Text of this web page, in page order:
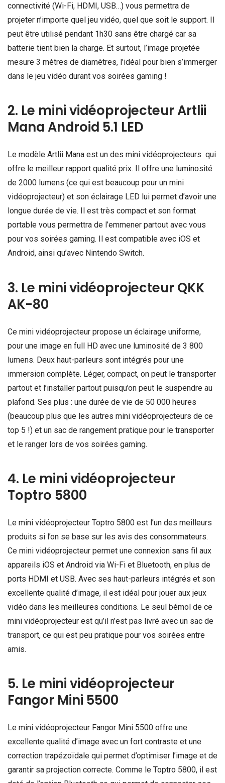
connectivité (Wi-Fi, HDMI, USB…) vous permettra de
projeter n’importe quel jeu vidéo, quel que soit le support. Il
peut être utilisé pendant 1h30 sans être chargé car sa
batterie tient bien la charge. Et surtout, l’image projetée
mesure 3 mètres de diamètres, l’idéal pour bien s’immerger
dans le jeu vidéo durant vos soirées gaming !
2. Le mini vidéoprojecteur Artlii
Mana Android 5.1 LED
Le modèle Artlii Mana est un des mini vidéoprojecteurs qui
offre le meilleur rapport qualité prix. Il offre une luminosité
de 2000 lumens (ce qui est beaucoup pour un mini
vidéoprojecteur) et son éclairage LED lui permet d’avoir une
longue durée de vie. Il est très compact et son format
portable vous permettra de l’emmener partout avec vous
pour vos soirées gaming. Il est compatible avec iOS et
Android, ainsi qu’avec Nintendo Switch.
3. Le mini vidéoprojecteur QKK
AK-80
Ce mini vidéoprojecteur propose un éclairage uniforme,
pour une image en full HD avec une luminosité de 3 800
lumens. Deux haut-parleurs sont intégrés pour une
immersion complète. Léger, compact, on peut le transporter
partout et l’installer partout puisqu’on peut le suspendre au
plafond. Ses plus : une durée de vie de 50 000 heures
(beaucoup plus que les autres mini vidéoprojecteurs de ce
top 5 !) et un sac de rangement pratique pour le transporter
et le ranger lors de vos soirées gaming.
4. Le mini vidéoprojecteur
Toptro 5800
Le mini vidéoprojecteur Toptro 5800 est l’un des meilleurs
produits si l’on se base sur les avis des consommateurs.
Ce mini vidéoprojecteur permet une connexion sans fil aux
appareils iOS et Android via Wi-Fi et Bluetooth, en plus de
ports HDMI et USB. Avec ses haut-parleurs intégrés et son
excellente qualité d’image, il est idéal pour jouer aux jeux
vidéo dans les meilleures conditions. Le seul bémol de ce
mini vidéoprojecteur est qu’il n’est pas livré avec un sac de
transport, ce qui est peu pratique pour vos soirées entre
amis.
5. Le mini vidéoprojecteur
Fangor Mini 5500
Le mini vidéoprojecteur Fangor Mini 5500 offre une
excellente qualité d’image avec un fort contraste et une
correction trapézoïdale qui permet d’optimiser l’image et de
garantir sa projection correcte. Comme le Toptro 5800, il est